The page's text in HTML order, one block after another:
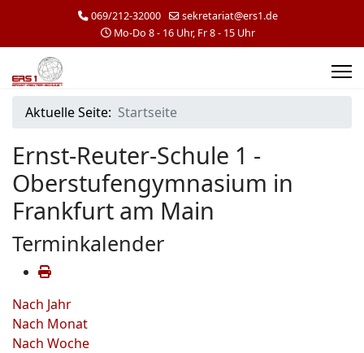
069/212-32000
sekretariat@ers1.de
Mo-Do 8 - 16 Uhr, Fr 8 - 15 Uhr
Aktuelle Seite: Startseite
Ernst-Reuter-Schule 1 -
Oberstufengymnasium in
Frankfurt am Main
Terminkalender
Nach Jahr
Nach Monat
Nach Woche